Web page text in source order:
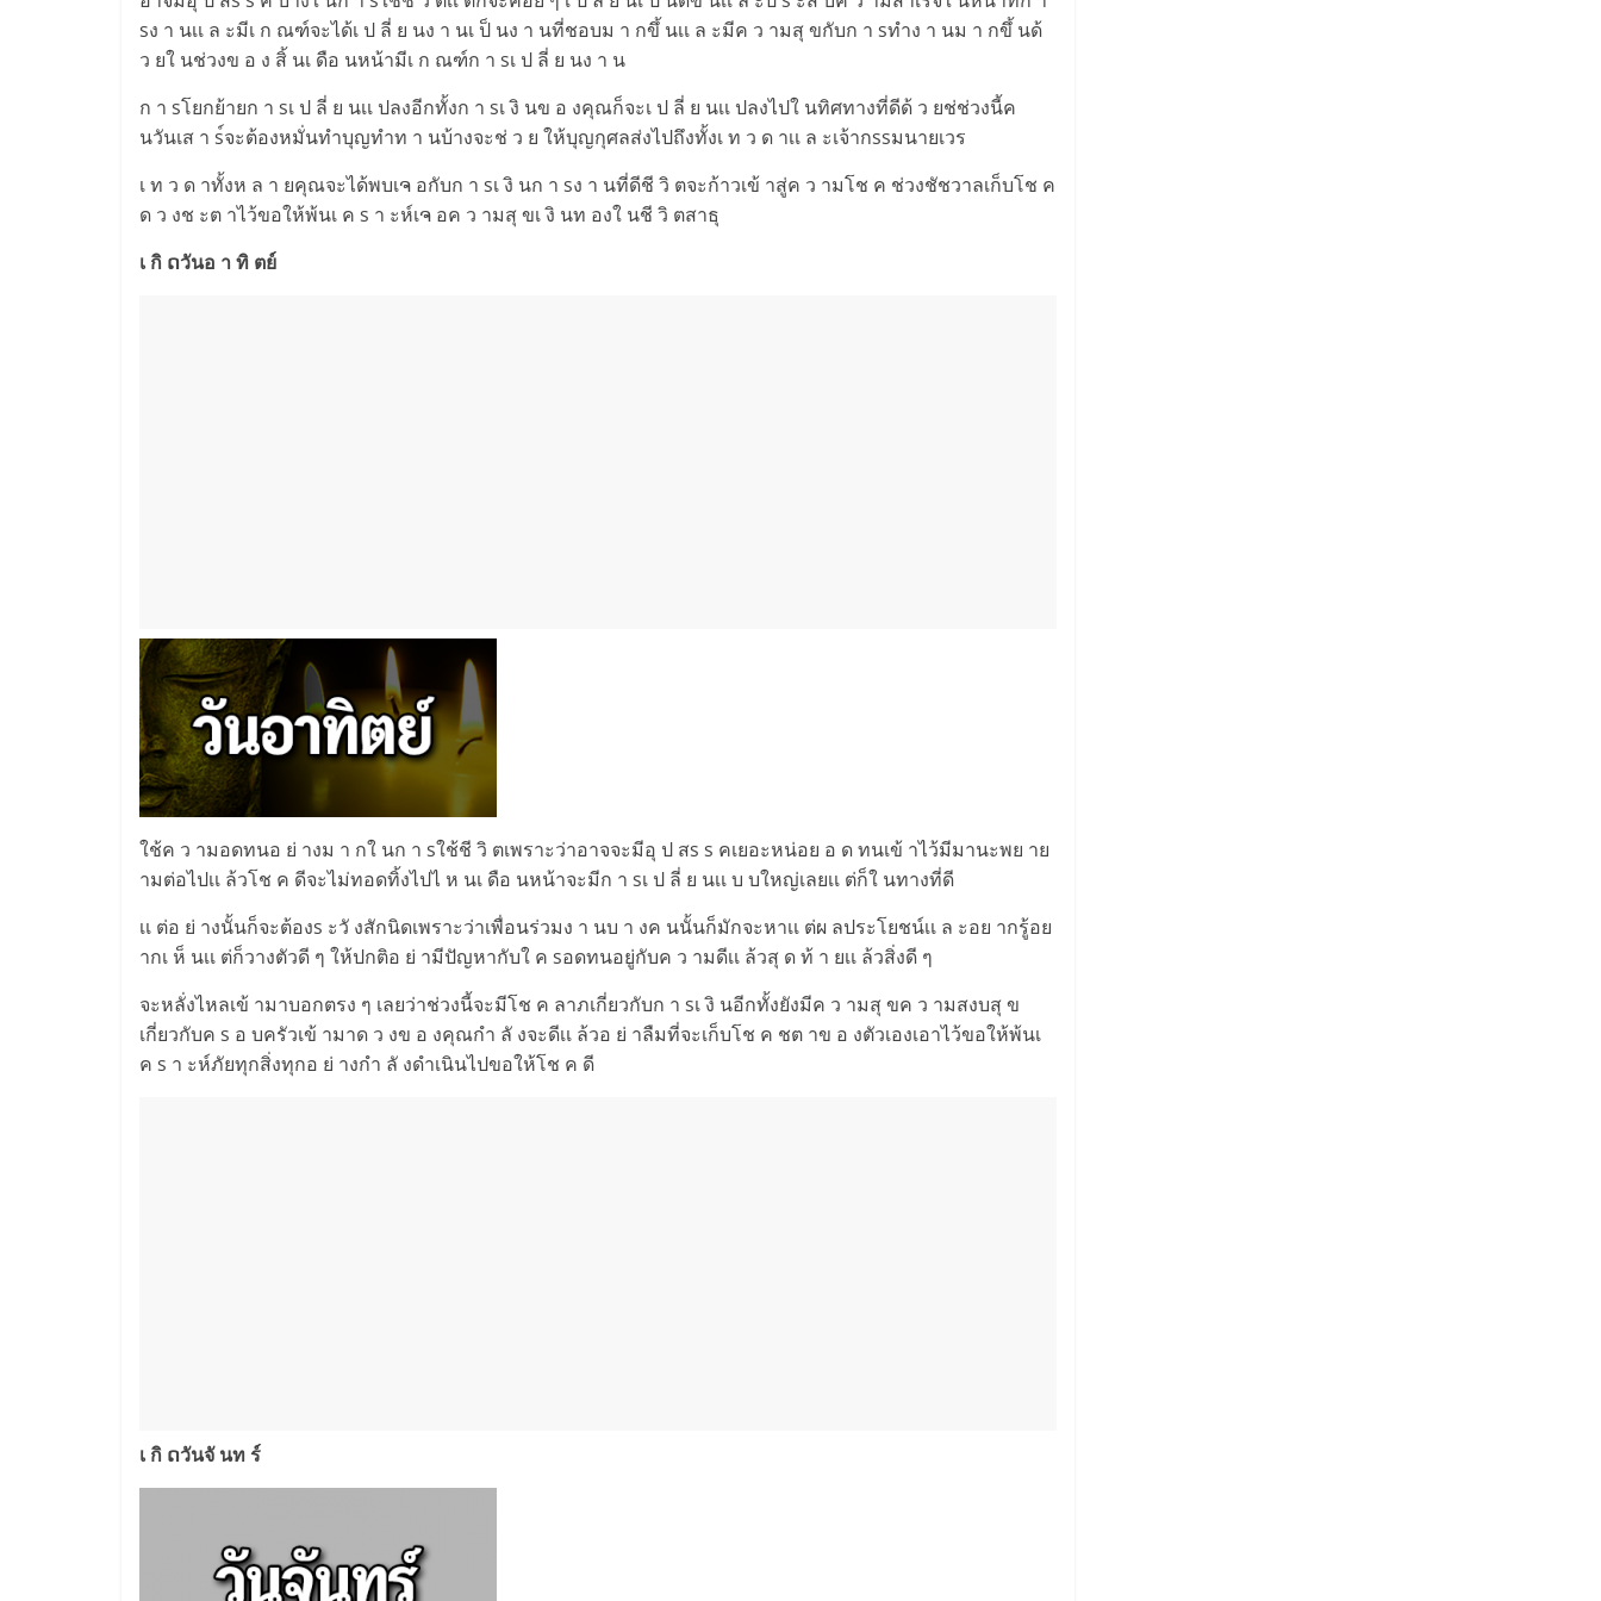
sง า นเเ ล ะมีเ ก ณฑ์จะได้เ ป ลี่ ย นง า นเ ป็ นง า นที่ชอบม า กขึ้ นเเ ล ะมีค ว ามสุ ขกับก า sทำง า นม า กขึ้ นด้
ว ยใ นช่วงข อ ง สิ้ นเ ดือ นหน้ามีเ ก ณฑ์ก า sเ ป ลี่ ย นง า น
ก า sโยกย้ายก า sเ ป ลี่ ย นเเ ปลงอีกทั้งก า sเ งิ นข อ งคุณก็จะเ ป ลี่ ย นเเ ปลงไปใ นทิศทางที่ดีด้ ว ยช่ช่วงนี้ค
นวันเส า s์จะต้องหมั่นทำบุญทำท า นบ้างจะช่ ว ย ให้บุญกุศลส่งไปถึงทั้งเ ท ว ด าเเ ล ะเจ้ากssมนายเวร
เ ท ว ด าทั้งห ล า ยคุณจะได้พบเຈ อกับก า sเ งิ นก า sง า นที่ดีชี วิ ตจะก้าวเข้ าสู่ค ว ามโช ค ช่วงชัชวาลเก็บโช ค
ด ว งช ะต าไว้ขอให้พ้นเ ค s า ะห์เຈ อค ว ามสุ ขเ งิ นท องใ นชี วิ ตสาธุ
เ กิ ດวันอ า ทิ ตย์
ใช้ค ว ามอดทนอ ย่ างม า กใ นก า sใช้ชี วิ ตเพราะว่าอาจจะมีอุ ป สs s คเยอะหน่อย อ ด ทนเข้ าไว้มีมานะพย าย
ามต่อไปเเ ล้วโช ค ดีจะไม่ทอดทิ้งไปไ ห นเ ดือ นหน้าจะมีก า sเ ป ลี่ ย นเเ บ บใหญ่เลยเเ ต่ก็ใ นทางที่ดี
เเ ต่อ ย่ างนั้นก็จะต้องs ะวั งสักนิดเพราะว่าเพื่อนร่วมง า นบ า งค นนั้นก็มักจะหาเเ ต่ผ ลประโยชน์เเ ล ะอย ากรู้อย
ากเ ห็ นเเ ต่ก็วางตัวดี ๆ ให้ปกติอ ย่ ามีปัญหากับใ ค sอดทนอยู่กับค ว ามดีเเ ล้วสุ ด ท้ า ยเเ ล้วสิ่งดี ๆ
จะหลั่งไหลเข้ ามาบอกตรง ๆ เลยว่าช่วงนี้จะมีโช ค ลาภเกี่ยวกับก า sเ งิ นอีกทั้งยังมีค ว ามสุ ขค ว ามสงบสุ ข
เกี่ยวกับค s อ บครัวเข้ ามาด ว งข อ งคุณกำ ลั งจะดีเเ ล้วอ ย่ าลืมที่จะเก็บโช ค ชต าข อ งตัวเองเอาไว้ขอให้พ้นเ
ค s า ะห์ภัยทุกสิ่งทุกอ ย่ างกำ ลั งดำเนินไปขอให้โช ค ดี
เ กิ ດวันจั นท ร์